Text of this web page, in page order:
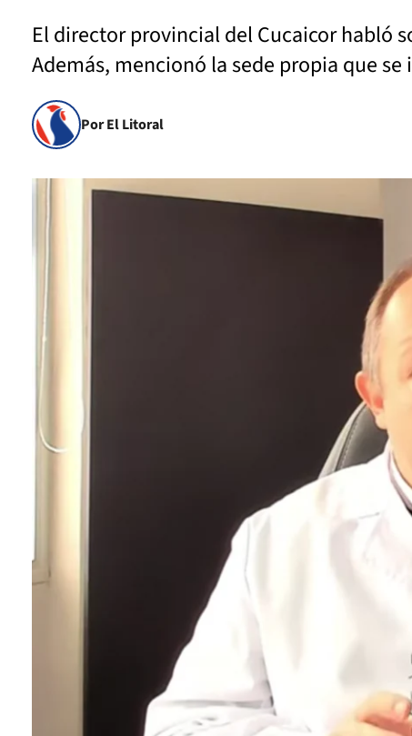
El director provincial del Cucaicor habló
Además, mencionó la sede propia que
Por El Litoral